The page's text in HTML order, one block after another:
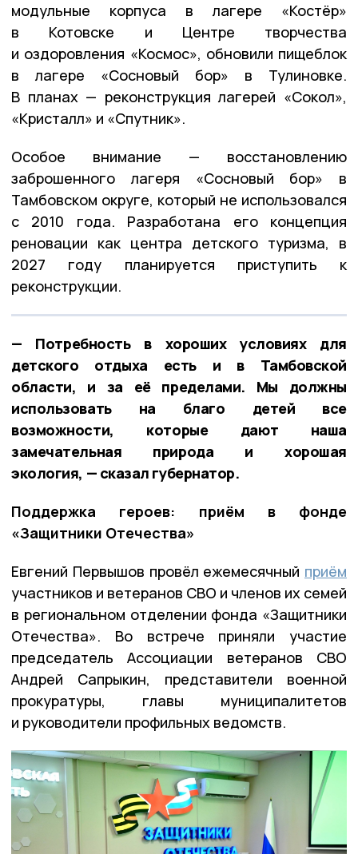
модульные корпуса в лагере «Костёр»
в Котовске и Центре творчества
и оздоровления «Космос», обновили пищеблок
в лагере «Сосновый бор» в Тулиновке.
В планах — реконструкция лагерей «Сокол»,
«Кристалл» и «Спутник».
Особое внимание — восстановлению
заброшенного лагеря «Сосновый бор» в
Тамбовском округе, который не использовался
с 2010 года. Разработана его концепция
реновации как центра детского туризма, в
2027 году планируется приступить к
реконструкции.
— Потребность в хороших условиях для
детского отдыха есть и в Тамбовской
области, и за её пределами. Мы должны
использовать на благо детей все
возможности, которые дают наша
замечательная природа и хорошая
экология, — сказал губернатор.
Поддержка героев: приём в фонде
«Защитники Отечества»
Евгений Первышов провёл ежемесячный приём
участников и ветеранов СВО и членов их семей
в региональном отделении фонда «Защитники
Отечества». Во встрече приняли участие
председатель Ассоциации ветеранов СВО
Андрей Сапрыкин, представители военной
прокуратуры, главы муниципалитетов
и руководители профильных ведомств.